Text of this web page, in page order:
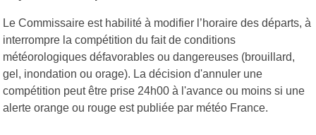
Le Commissaire est habilité à modifier l’horaire des départs, à
interrompre la compétition du fait de conditions
météorologiques défavorables ou dangereuses (brouillard,
gel, inondation ou orage). La décision d'annuler une
compétition peut être prise 24h00 à l'avance ou moins si une
alerte orange ou rouge est publiée par météo France.